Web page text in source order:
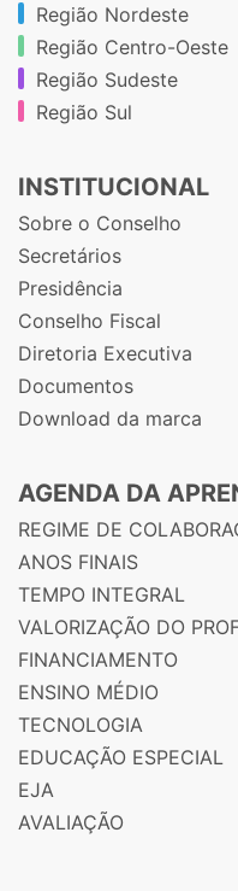
Região Nordeste
Região Centro-Oeste
Região Sudeste
Região Sul
INSTITUCIONAL
Sobre o Conselho
Secretários
Presidência
Conselho Fiscal
Diretoria Executiva
Documentos
Download da marca
AGENDA DA
REGIME DE
ANOS FINAIS
TEMPO INTEGRAL
VALORIZAÇÃO DO
FINANCIAMENTO
ENSINO MÉDIO
TECNOLOGIA
EDUCAÇÃO ESPECIAL
EJA
AVALIAÇÃO